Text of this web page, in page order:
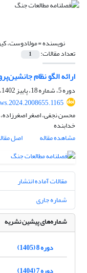
نویسنده =مولادوست،
تعداد مقالات: 1
ارائه الگو نظام
دوره 5، شماره 18، پاییز 1402، صفحه
محسن نجفی، اصغر
خدابنده
مشاهده مقاله
اصل
مقالات آماده انتشار
شماره جاری
شماره‌های پیشین نشریه
دوره 8 (1405)